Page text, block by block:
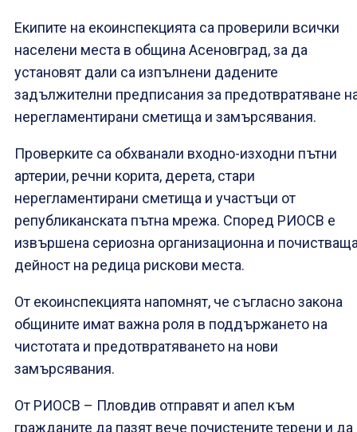
Екипите на екоинспекцията са проверили всички
населени места в община Асеновград, за да
установят дали са изпълнени дадените
задължителни предписания за предотвратяване
нерегламентирани сметища и замърсявания.
Проверките са обхванали входно-изходни пътни
артерии, речни корита, дерета, стари
нерегламентирани сметища и участъци от
републиканската пътна мрежа. Според РИОСВ е
извършена сериозна организационна и
дейност на редица рискови места.
От екоинспекцията напомнят, че съгласно закона
общините имат важна роля в поддържането на
чистотата и предотвратяването на нови
замърсявания.
От РИОСВ – Пловдив отправят и апел към
гражданите да пазят вече почистените терени и да